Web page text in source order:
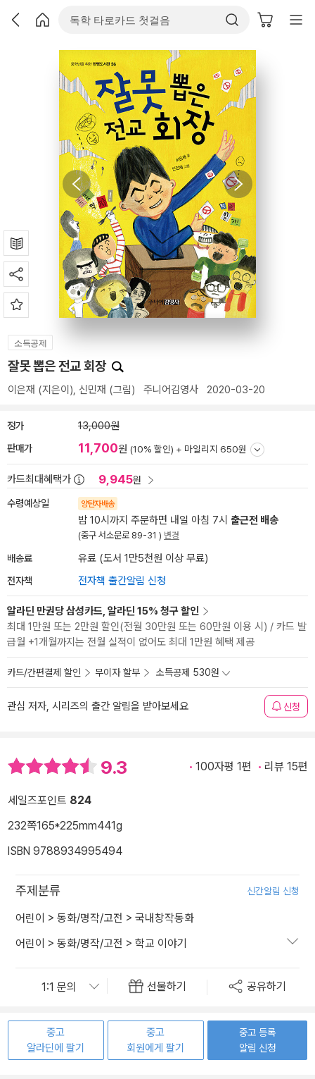
소득공제
잘못 뽑은 전교 회장
이은재 (지은이), 신민재 (그림) 주니어김영사 2020-03-20
정가 13,000원
판매가 11,700원 (10% 할인) + 마일리지 650원
카드최대혜택가 9,945원
수령예상일 양탄자배송
밤 10시까지 주문하면 내일 아침 7시 출근전 배송
(중구 서소문로 89-31 ) 변경
배송료 유료 (도서 1만5천원 이상 무료)
전자책 전자책 출간알림 신청
알라딘 만권당 삼성카드, 알라딘 15% 청구 할인
최대 1만원 또는 2만원 할인(전월 30만원 또는 60만원 이용 시) / 카드 발
급월 +1개월까지는 전월 실적이 없어도 최대 1만원 혜택 제공
카드/간편결제 할인 무이자 할부 소득공제 530원
관심 저자, 시리즈의 출간 알림을 받아보세요 신청
9.3 100자평 1편 리뷰 15편
세일즈포인트 824
232쪽165*225mm441g
ISBN 9788934995494
주제분류 신간알림 신청
어린이 > 동화/명작/고전 > 국내창작동화
어린이 > 동화/명작/고전 > 학교 이야기
선물하기 공유하기
중고
알라딘에 팔기
중고
회원에게 팔기
중고 등록
알림 신청